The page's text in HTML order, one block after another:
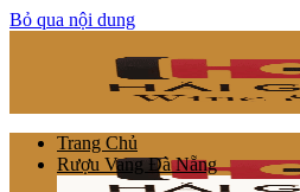
Bỏ qua nội dung
Trang Chủ
Rượu Vang Đà Nẵng